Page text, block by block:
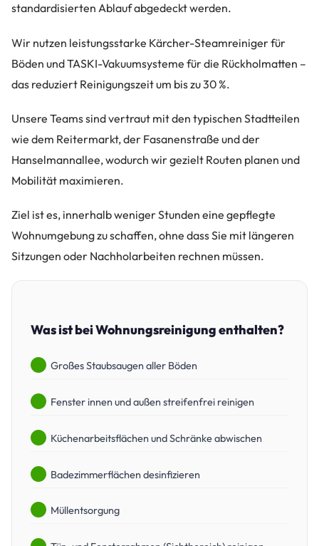
standardisierten Ablauf abgedeckt werden.
Wir nutzen leistungsstarke Kärcher-Steamreiniger für
Böden und TASKI-Vakuumsysteme für die Rückholmatten –
das reduziert Reinigungszeit um bis zu 30 %.
Unsere Teams sind vertraut mit den typischen Stadtteilen
wie dem Reitermarkt, der Fasanenstraße und der
Hanselmannallee, wodurch wir gezielt Routen planen und
Mobilität maximieren.
Ziel ist es, innerhalb weniger Stunden eine gepflegte
Wohnumgebung zu schaffen, ohne dass Sie mit längeren
Sitzungen oder Nachholarbeiten rechnen müssen.
Was ist bei Wohnungsreinigung enthalten?
Großes Staubsaugen aller Böden
Fenster innen und außen streifenfrei reinigen
Küchenarbeitsflächen und Schränke abwischen
Badezimmerflächen desinfizieren
Müllentsorgung